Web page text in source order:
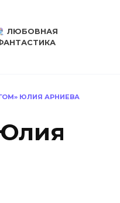
ЛЮБОВНАЯ
ЮЛИЯ АРНИЕВА